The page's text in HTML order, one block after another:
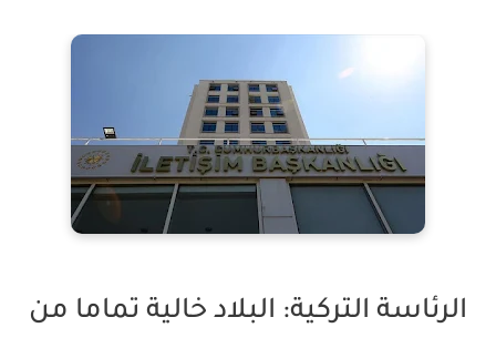
الرئاسة التركية: البلاد خالية تماما من